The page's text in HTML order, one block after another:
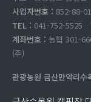
사업자번호 : 852-88-
TEL : 041-752-5525
계좌번호 : 농협 301-
(주)
관광농원 금산만악리수